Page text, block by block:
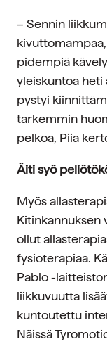
– Sennin
pidempiä
yleiskuntoa heti
pystyi
tarkemmin
pelkoa, Piia
Äiti syö
Myös
Kitinkannuksen
ollut
fysioterapiaa.
Pablo -
liikkuvuutta
kuntoutettu
Näissä